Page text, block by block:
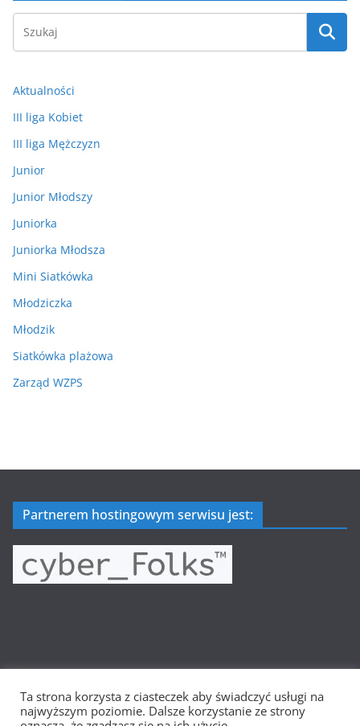
Aktualności
III liga Kobiet
III liga Mężczyzn
Junior
Junior Młodszy
Juniorka
Juniorka Młodsza
Mini Siatkówka
Młodziczka
Młodzik
Siatkówka plażowa
Zarząd WZPS
Partnerem hostingowym serwisu jest:
Prawa autorskie © 2026Wielkopolska Siatkówka. Wszystkie
Ta strona korzysta z ciasteczek aby świadczyć usługi na
najwyższym poziomie. Dalsze korzystanie ze strony